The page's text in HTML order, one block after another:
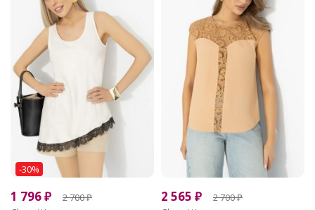
-30%
1 796₽ 2 700₽ 2 565 ₽ 2 700₽